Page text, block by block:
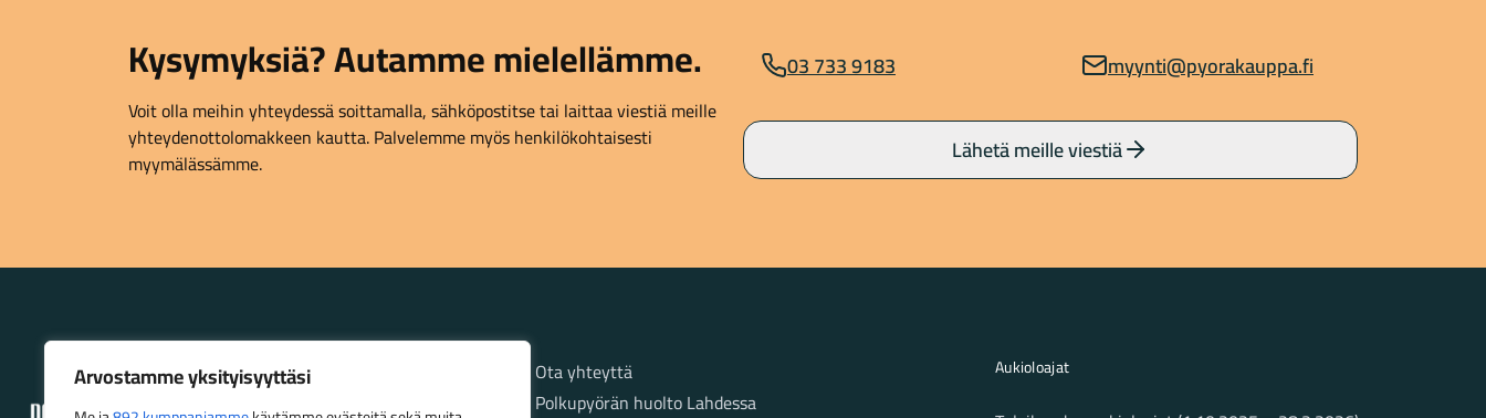
Arvostamme yksityisyyttäsi
Kysymyksiä? Autamme mielellämme.
Voit olla meihin yhteydessä soittamalla, sähköpostitse tai laittaa viestiä meille
yhteydenottolomakkeen kautta. Palvelemme myös henkilökohtaisesti
myymälässämme.
03 733 9183 myynti@pyorakauppa.fi
Lähetä meille viestiä
Lahden Polkupyörähuolto - etusivulle SivutOta yhteyttä
Polkupyörän huolto Lahdessa
Aukioloajat